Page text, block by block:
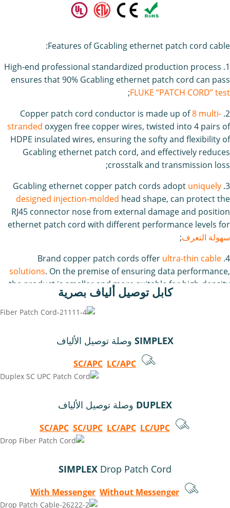
Features of Gcabling ethernet patch cord cable:
1. High-end professional standardized production process
ensures that 90% Gcabling ethernet patch cord can pass
FLUKE “PATCH CORD” test
;
2. Copper patch cord conductor is made up of
8 multi-
stranded oxygen free copper wires, twisted into 4 pairs of
HDPE insulated wires, ensuring the softy and flexibility of
Gcabling ethernet patch cord, and effectively reduces
crosstalk and transmission loss;
3. Gcabling ethernet copper patch cords adopt
uniquely
designed injection-molded head shape, can protect the
RJ45 connector nose from external damage and position
ethernet patch cord with different performance levels for
سهولة التعرف;
4. Brand copper patch cords offer
ultra-thin cable
solutions. On the premise of ensuring data performance,
the product is smaller and more suitable for high-density
construction requirements, and easy to carry.
كابل توصيل ألياف بصرية
SIMPLEX وصلة توصيل الألياف
SC/APC LC/APC
DUPLEX وصلة توصيل الألياف
SC/APC SC/UPC LC/APC LC/UPC
SIMPLEX Drop Patch Cord
With Messenger Without Messenger